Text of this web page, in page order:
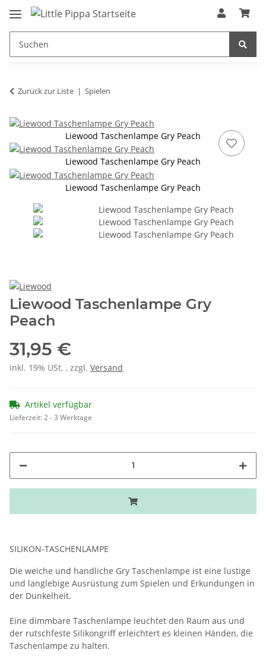
Zum Hauptinhalt springen
springen
Zurück zur Liste Spielen
Liewood Taschenlampe Gry Peach
Liewood Taschenlampe Gry Peach
Liewood Taschenlampe Gry Peach
Liewood Taschenlampe Gry
Peach
31,95 €
inkl. 19% USt. , zzgl. Versand
Artikel verfügbar
Lieferzeit:2 - 3 Werktage
SILIKON-TASCHENLAMPE
Die weiche und handliche Gry Taschenlampe ist eine lustige
und langlebige Ausrüstung zum Spielen und Erkundungen in
der Dunkelheit.
Eine dimmbare Taschenlampe leuchtet den Raum aus und
der rutschfeste Silikongriff erleichtert es kleinen Händen, die
Taschenlampe zu halten.